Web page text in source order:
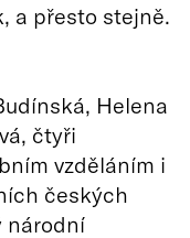
a přesto stejně.
Helena
čtyři
vzděláním i
českých
národní